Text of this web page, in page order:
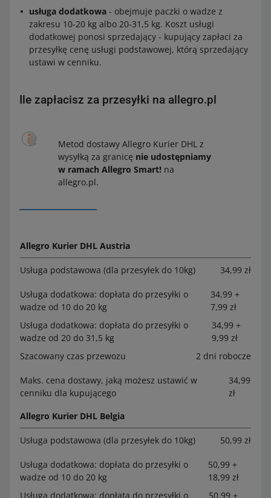
usługa dodatkowa - obejmuje paczki o wadze z
zakresu 10-20 kg albo 20-31,5 kg. Koszt usługi
dodatkowej ponosi sprzedający - kupujący zapłaci za
przesyłkę cenę usługi podstawowej, którą sprzedający
ustawi w cenniku.
Ile zapłacisz za przesyłki na allegro.pl
Metod dostawy Allegro Kurier DHL z
wysyłką za granicę nie udostępniamy
w ramach Allegro Smart! na
allegro.pl.
Allegro Kurier DHL Austria
Usługa podstawowa (dla przesyłek do 10kg) 34,99 zł
Usługa dodatkowa: dopłata do przesyłki o
wadze od 10 do 20 kg
34,99 +
7,99 zł
Usługa dodatkowa: dopłata do przesyłki o
wadze od 20 do 31,5 kg
34,99 +
9,99 zł
Szacowany czas przewozu
2 dni robocze
Maks. cena dostawy, jaką możesz ustawić w
cenniku dla kupującego
34,99
zł
Allegro Kurier DHL Belgia
Usługa podstawowa (dla przesyłek do 10kg) 50,99 zł
Usługa dodatkowa: dopłata do przesyłki o
wadze od 10 do 20 kg
50,99 +
18,99 zł
Usługa dodatkowa: dopłata do przesyłki o
50,99 +